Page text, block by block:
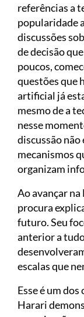
referências a
popularidade
discussões
de decisão
poucos,
questões que
artificial já
mesmo de a
nesse
discussão não
mecanismos
organizam
Ao avançar
procura
futuro. Seu
anterior a
escalas que
Esse é um
Harari